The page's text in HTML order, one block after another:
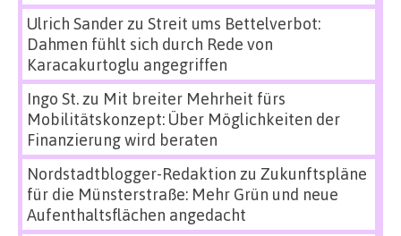
Ulrich Sanderzu Streit ums Bettelverbot:
Dahmen fühlt sich durch Rede von
Karacakurtoglu angegriffen
Ingo St.zu Mit breiter Mehrheit fürs
Mobilitätskonzept: Über Möglichkeiten der
Finanzierung wird beraten
Nordstadtblogger-Redaktion zu Zukunftspläne
für die Münsterstraße: Mehr Grün und neue
Aufenthaltsflächen angedacht